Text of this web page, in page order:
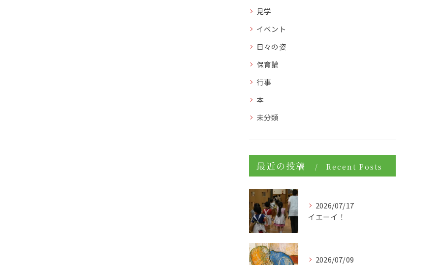
見学
イベント
日々の姿
保育論
行事
本
未分類
最近の投稿 Recent Posts
2026/07/17
イエーイ！
2026/07/09